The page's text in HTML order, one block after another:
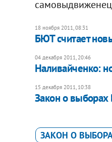
18 ноября 2011, 08:31
БЮТ считает
04 декабря 2011, 20:46
Наливайченко:
15 декабря 2011, 10:38
Закон о выборах
ЗАКОН О